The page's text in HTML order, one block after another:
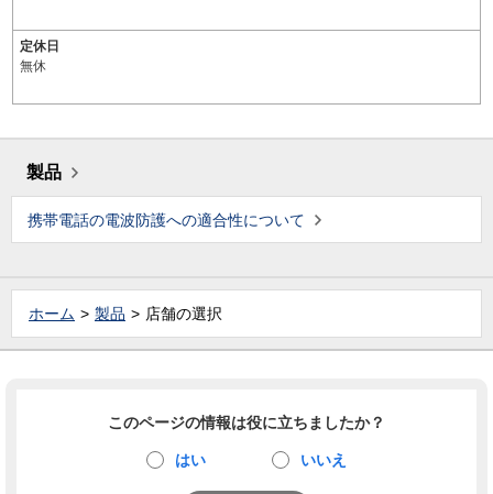
定休日
無休
製品
携帯電話の電波防護への適合性について
ホーム 製品 店舗の選択
このページの情報は役に立ちましたか？
はい いいえ